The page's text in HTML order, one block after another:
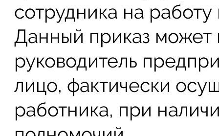
сотрудника на
Данный приказ может
руководитель
лицо, фактически
работника, при